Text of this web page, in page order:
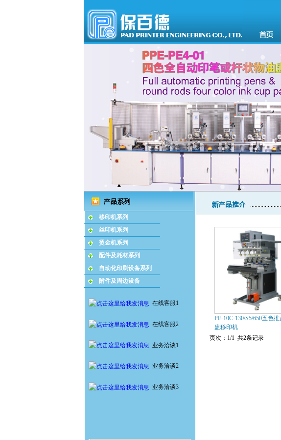
移印机系列
丝印机系列
烫金机系列
配件及耗材系列
自动化印刷设备系列
附件及周边设备
在线客服1
在线客服2
业务洽谈1
业务洽谈2
业务洽谈3
PE-10C-130/S5/650五色推
盅移印机
页次：1/1 共2条记录